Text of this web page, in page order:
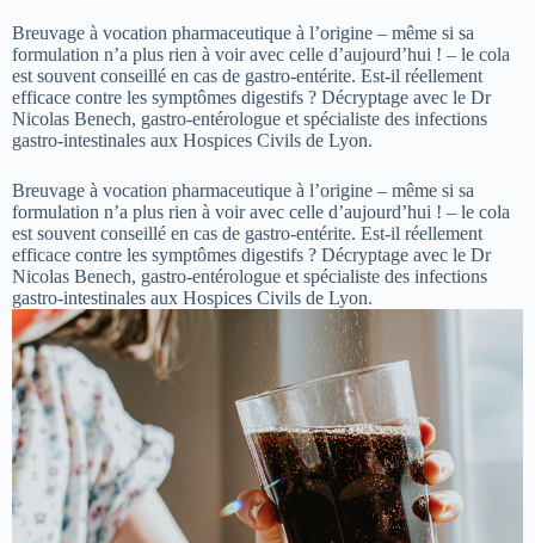
Breuvage à vocation pharmaceutique à l’origine – même si sa
formulation n’a plus rien à voir avec celle d’aujourd’hui ! – le cola
est souvent conseillé en cas de gastro-entérite. Est-il réellement
efficace contre les symptômes digestifs ? Décryptage avec le Dr
Nicolas Benech, gastro-entérologue et spécialiste des infections
gastro-intestinales aux Hospices Civils de Lyon.
Breuvage à vocation pharmaceutique à l’origine – même si sa
formulation n’a plus rien à voir avec celle d’aujourd’hui ! – le cola
est souvent conseillé en cas de gastro-entérite. Est-il réellement
efficace contre les symptômes digestifs ? Décryptage avec le Dr
Nicolas Benech, gastro-entérologue et spécialiste des infections
gastro-intestinales aux Hospices Civils de Lyon.